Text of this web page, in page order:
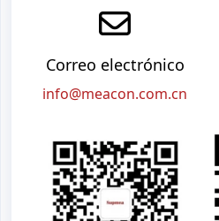
Correo electrónico
info@meacon.com.cn